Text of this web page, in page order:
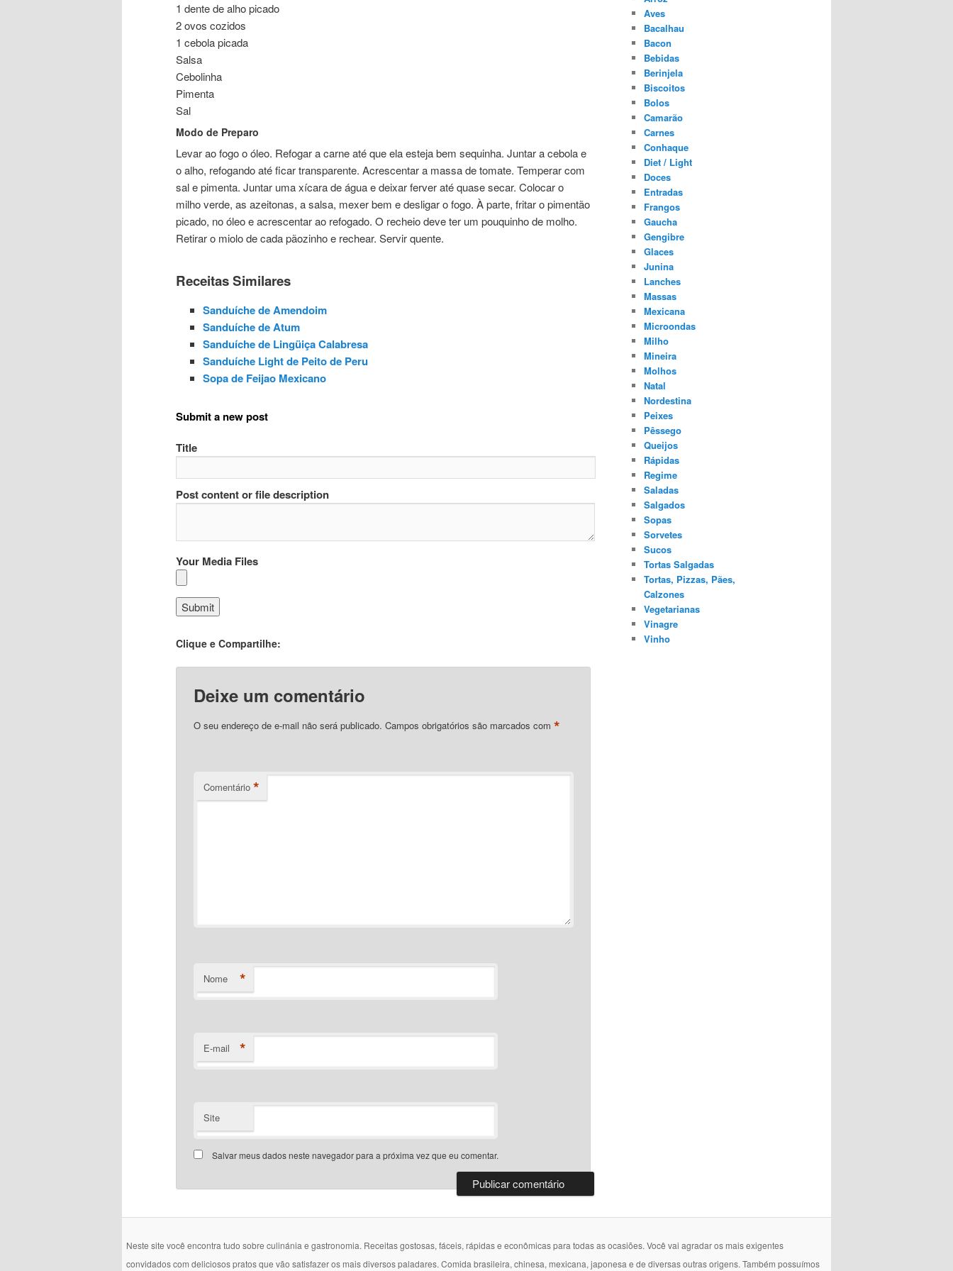
1 dente de alho picado
2 ovos cozidos
1 cebola picada
Salsa
Cebolinha
Pimenta
Sal
Modo de Preparo
Levar ao fogo o óleo. Refogar a carne até que ela esteja bem sequinha. Juntar a cebola e
o alho, refogando até ficar transparente. Acrescentar a massa de tomate. Temperar com
sal e pimenta. Juntar uma xícara de água e deixar ferver até quase secar. Colocar o
milho verde, as azeitonas, a salsa, mexer bem e desligar o fogo. À parte, fritar o pimentão
picado, no óleo e acrescentar ao refogado. O recheio deve ter um pouquinho de molho.
Retirar o miolo de cada pãozinho e rechear. Servir quente.
Receitas Similares
Sanduíche de Amendoim
Sanduíche de Atum
Sanduíche de Lingüiça Calabresa
Sanduíche Light de Peito de Peru
Sopa de Feijao Mexicano
Submit a new post
Title
Post content or file description
Your Media Files
Clique e Compartilhe:
Deixe um comentário
O seu endereço de e-mail não será publicado. Campos obrigatórios são marcados com*
Comentário *
Nome *
E-mail *
Site
Salvar meus dados neste navegador para a próxima vez que eu comentar.
Aves
Bacalhau
Bacon
Bebidas
Berinjela
Biscoitos
Bolos
Camarão
Carnes
Conhaque
Diet / Light
Doces
Entradas
Frangos
Gaucha
Gengibre
Glaces
Junina
Lanches
Massas
Mexicana
Microondas
Milho
Mineira
Molhos
Natal
Nordestina
Peixes
Pêssego
Queijos
Rápidas
Regime
Saladas
Salgados
Sopas
Sorvetes
Sucos
Tortas Salgadas
Tortas, Pizzas, Pães,
Calzones
Vegetarianas
Vinagre
Vinho
Neste site você encontra tudo sobre culinánia e gastronomia. Receitas gostosas, fáceis, rápidas e econômicas para todas as ocasiões. Você vai agradar os mais exigentes
convidados com deliciosos pratos que vão satisfazer os mais diversos paladares. Comida brasileira, chinesa, mexicana, japonesa e de diversas outras origens. Também possuímos